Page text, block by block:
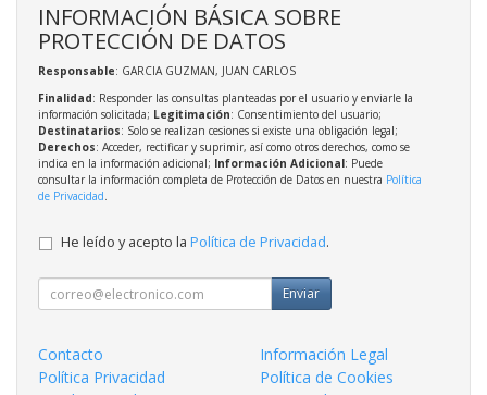
INFORMACIÓN BÁSICA SOBRE
PROTECCIÓN DE DATOS
Responsable: GARCIA GUZMAN, JUAN CARLOS
Finalidad: Responder las consultas planteadas por el usuario y enviarle la
información solicitada; Legitimación: Consentimiento del usuario;
Destinatarios: Solo se realizan cesiones si existe una obligación legal;
Derechos: Acceder, rectificar y suprimir, así como otros derechos, como se
indica en la información adicional; Información Adicional: Puede
consultar la información completa de Protección de Datos en nuestra Política
de Privacidad.
He leído y acepto la Política de Privacidad.
Enviar
Contacto
Información Legal
Política Privacidad
Política de Cookies